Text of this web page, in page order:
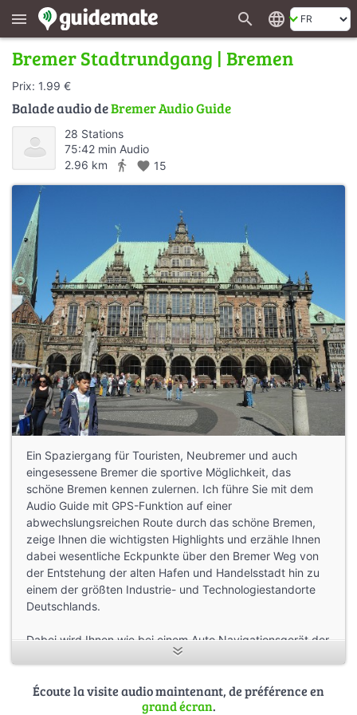
menu search language
Bremer Stadtrundgang | Bremen
Prix: 1.99 €
Balade audio deBremer Audio Guide
28 Stations
75:42 min Audio
2.96 km
directions_walk favorite 15
Ein Spaziergang für Touristen, Neubremer und auch
eingesessene Bremer die sportive Möglichkeit, das
schöne Bremen kennen zulernen. Ich führe Sie mit dem
Audio Guide mit GPS-Funktion auf einer
abwechslungsreichen Route durch das schöne Bremen,
zeige Ihnen die wichtigsten Highlights und erzähle Ihnen
dabei wesentliche Eckpunkte über den Bremer Weg von
der Entstehung der alten Hafen und Handelsstadt hin zu
einem der größten Industrie- und Technologiestandorte
Deutschlands.
Dabei wird Ihnen wie bei einem Auto Navigationsgerät der
Weg mündlich so erklärt, dass Sie nicht auf das Gerät
die Umgebung frei haben.
Am Ende der Tour haben Sie einen schönen Tag hinter
Écoute la visite audio maintenant, de préférence en
grand écran.